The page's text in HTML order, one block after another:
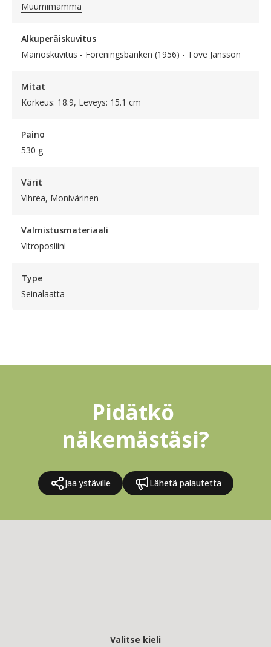
Muumimamma
Alkuperäiskuvitus
Mainoskuvitus - Föreningsbanken (1956) - Tove Jansson
Mitat
Korkeus: 18.9, Leveys: 15.1 cm
Paino
530 g
Värit
Vihreä, Monivärinen
Valmistusmateriaali
Vitroposliini
Type
Seinälaatta
Pidätkö
näkemästäsi?
Jaa ystäville Lähetä palautetta
Valitse kieli